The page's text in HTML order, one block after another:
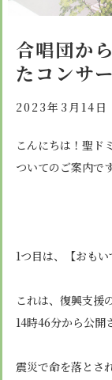
心の育成
礼の育成
知の育成
体験入学
諸届出用紙
学校紹介
学校生活
年間行事
委員会・クラ
検定合格、入
施設紹介
安心・安全
お知らせ
アクセス
合唱団か
たコンサ
2023年3月14日
こんにちは！聖ド
ついてのご案内で
1つ目は、【おも
これは、復興支援
14時46分から公開
震災で命を落とさ